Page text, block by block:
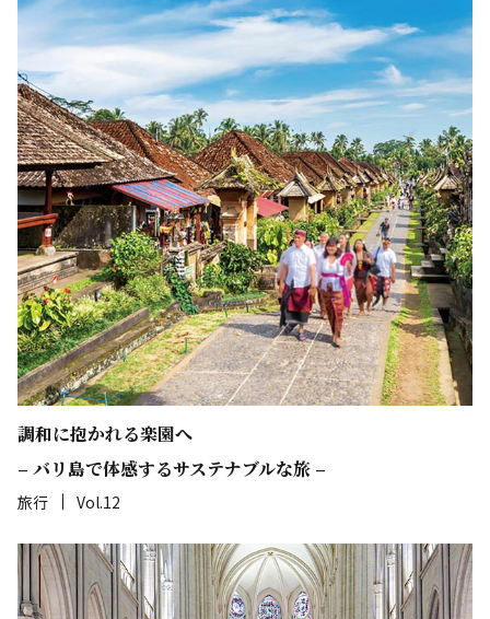
調和に抱かれる楽園へ
– バリ島で体感するサステナブルな旅 –
旅行 Vol.12